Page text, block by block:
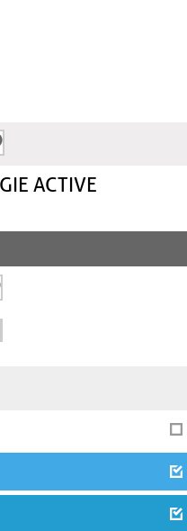
ACTIVE